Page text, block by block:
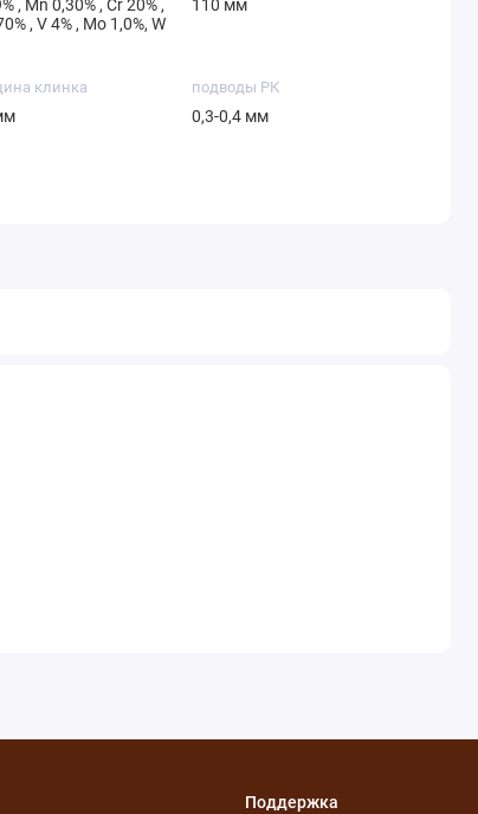
, Mn 0,30% , Cr 20% ,
, V 4% , Mo 1,0%, W
110 мм
клинка подводы РК
0,3-0,4 мм
Поддержка